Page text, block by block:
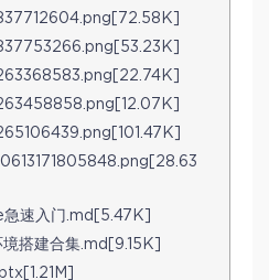
速入门.md[5.47K]
搭建合集.md[9.15K]